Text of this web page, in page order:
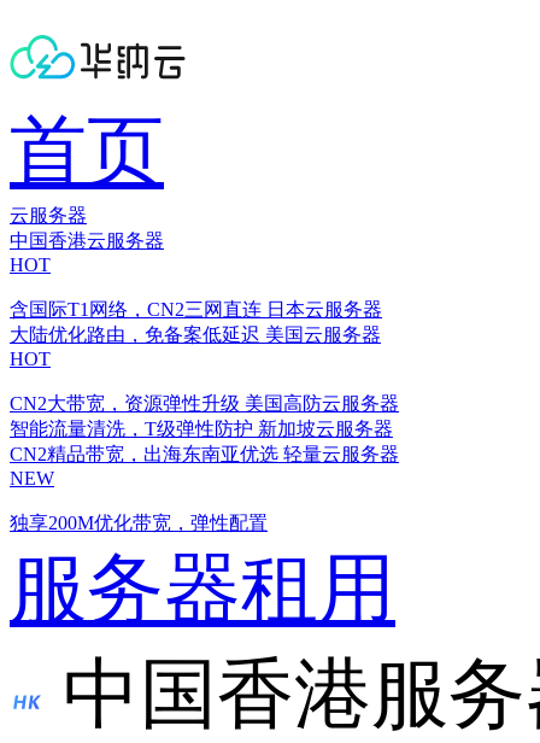
首页
云服务器
中国香港云服务器
HOT
含国际T1网络，CN2三网直连 日本云服务器
大陆优化路由，免备案低延迟 美国云服务器
HOT
CN2大带宽，资源弹性升级 美国高防云服务器
智能流量清洗，T级弹性防护 新加坡云服务器
CN2精品带宽，出海东南亚优选 轻量云服务器
NEW
独享200M优化带宽，弹性配置
服务器租用
中国香港服